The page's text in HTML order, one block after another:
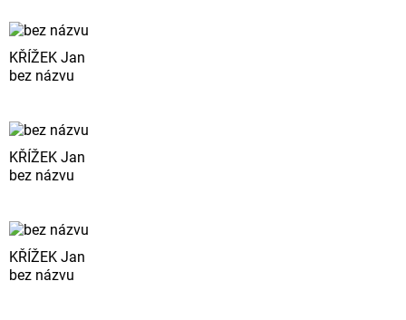
KŘÍŽEK Jan
bez názvu
KŘÍŽEK Jan
bez názvu
KŘÍŽEK Jan
bez názvu